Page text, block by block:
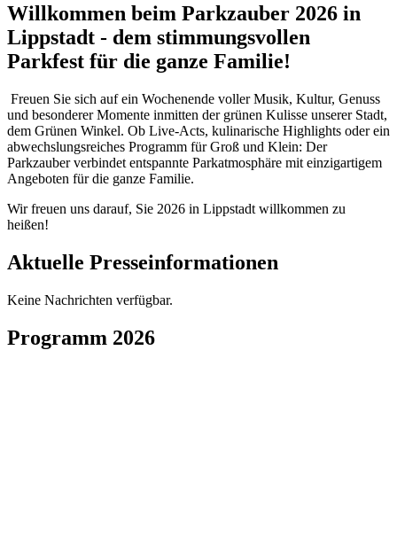
Willkommen beim Parkzauber 2026 in
Lippstadt - dem stimmungsvollen
Parkfest für die ganze Familie!
Freuen Sie sich auf ein Wochenende voller Musik, Kultur, Genuss
und besonderer Momente inmitten der grünen Kulisse unserer Stadt,
dem Grünen Winkel. Ob Live-Acts, kulinarische Highlights oder ein
abwechslungsreiches Programm für Groß und Klein: Der
Parkzauber verbindet entspannte Parkatmosphäre mit einzigartigem
Angeboten für die ganze Familie.
Wir freuen uns darauf, Sie 2026 in Lippstadt willkommen zu
heißen!
Aktuelle Presseinformationen
Keine Nachrichten verfügbar.
Programm 2026